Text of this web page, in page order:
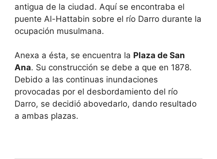
antigua de la ciudad. Aquí se encontraba el
puente Al-Hattabin sobre el río Darro durante la
ocupación musulmana.
Anexa a ésta, se encuentra la Plaza de San
Ana. Su construcción se debe a que en 1878.
Debido a las continuas inundaciones
provocadas por el desbordamiento del río
Darro, se decidió abovedarlo, dando resultado
a ambas plazas.